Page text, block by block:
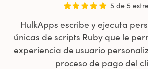
5 de 5
HulkApps escribe y ejecuta
únicas de scripts Ruby que le
experiencia de usuario
proceso de pago del